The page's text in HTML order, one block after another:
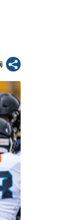
artykuł